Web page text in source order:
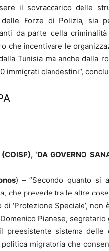
il sovraccarico delle
delle Forze di Polizia, sia
da parte della
che incentivare le
Tunisia ma anche dalla
immigrati clandestini“,
‘DA GOVERNO
) – ”Secondo quanto si
che prevede tra le altre
‘Protezione Speciale’,
Pianese,
preesistente sistema
migratoria che